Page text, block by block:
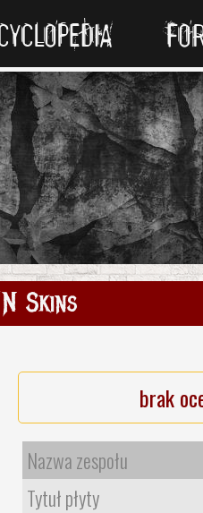
Skins
brak
Nazwa zespołu
Tytuł płyty